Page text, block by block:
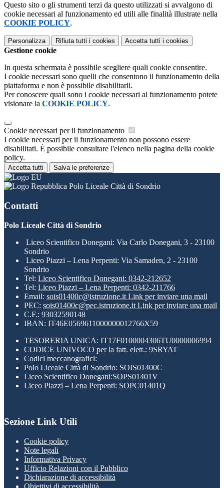
Questo sito o gli strumenti terzi da questo utilizzati si avvalgono di
cookie necessari al funzionamento ed utili alle finalità illustrate nella
COOKIE POLICY.
Personalizza Rifiuta tutti i cookies Accetta tutti i cookies
Gestione cookie
In questa schermata è possibile scegliere quali cookie consentire.
I cookie necessari sono quelli che consentono il funzionamento della
piattaforma e non è possibile disabilitarli.
Per conoscere quali sono i cookie necessari al funzionamento potete
visionare la COOKIE POLICY.
Cookie necessari per il funzionamento
I cookie necessari per il funzionamento non possono essere
disabilitati. È possibile consultare l'elenco nella pagina della cookie
policy.
Accetta tutti Salva le preferenze
Polo Liceale Città di Sondrio
Contatti
Polo Liceale Città di Sondrio
Liceo Scientifico Donegani: Via Carlo Donegani, 3 - 23100
Sondrio
Liceo Piazzi – Lena Perpenti: Via Samaden, 2 - 23100
Sondrio
Tel: Liceo Scientifico Donegani: 0342-212652
Tel: Liceo Piazzi – Lena Perpenti: 0342-211766
Email: sois01400c@istruzione.it Link per inviare una mail
PEC: sois01400c@pec.istruzione.it Link per inviare una mail
C.F.: 93032590148
IBAN: IT46E0569611000000012766X59
TESORERIA UNICA: IT17F0100004306TU0000006994
CODICE UNIVOCO per la fatt. elett.: 9SRYAT
Codici meccanografici:
Polo Liceale Città di Sondrio: SOIS01400C
Liceo Scientifico Donegani:SOPS01401V
Liceo Piazzi – Lena Perpenti: SOPC01401Q
Sezione Link Utili
Cookie policy
Note legali
Informativa Privacy
Ufficio Relazioni con il Pubblico
Dichiarazione di accessibilità
Obiettivi di accessibilità